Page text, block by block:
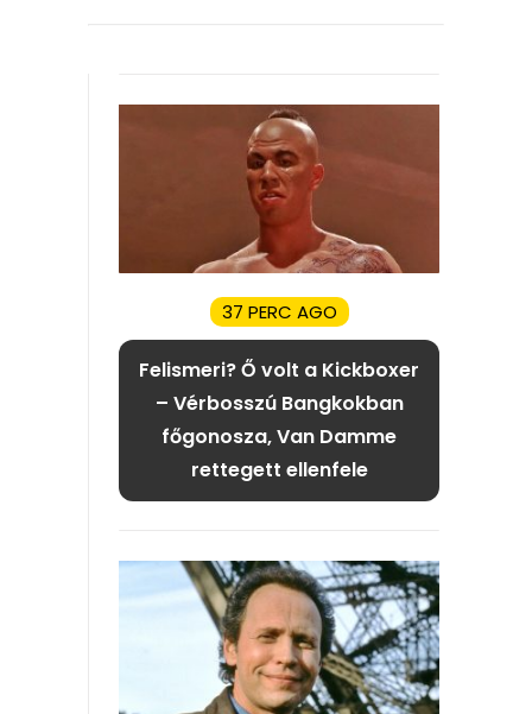
37 PERC AGO
Felismeri? Ő volt a Kickboxer
– Vérbosszú Bangkokban
főgonosza, Van Damme
rettegett ellenfele